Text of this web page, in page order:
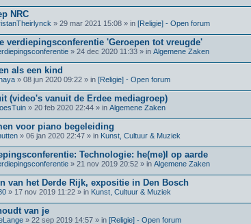
NRC
» 29 mar 2021 15:08 » in [Religie] - Open forum
verdiepingsconferentie 'Geroepen tot vreugde'
» 24 dec 2020 11:33 » in Algemene Zaken
als een kind
» 08 jun 2020 09:22 » in [Religie] - Open forum
(video's vanuit de Erdee mediagroep)
» 20 feb 2020 22:44 » in Algemene Zaken
voor piano begeleiding
» 06 jan 2020 22:47 » in Kunst, Cultuur & Muziek
Technologie: he(me)l op aarde
» 21 nov 2019 20:52 » in Algemene Zaken
van het Derde Rijk, expositie in Den Bosch
» 17 nov 2019 11:22 » in Kunst, Cultuur & Muziek
van je
» 22 sep 2019 14:57 » in [Religie] - Open forum